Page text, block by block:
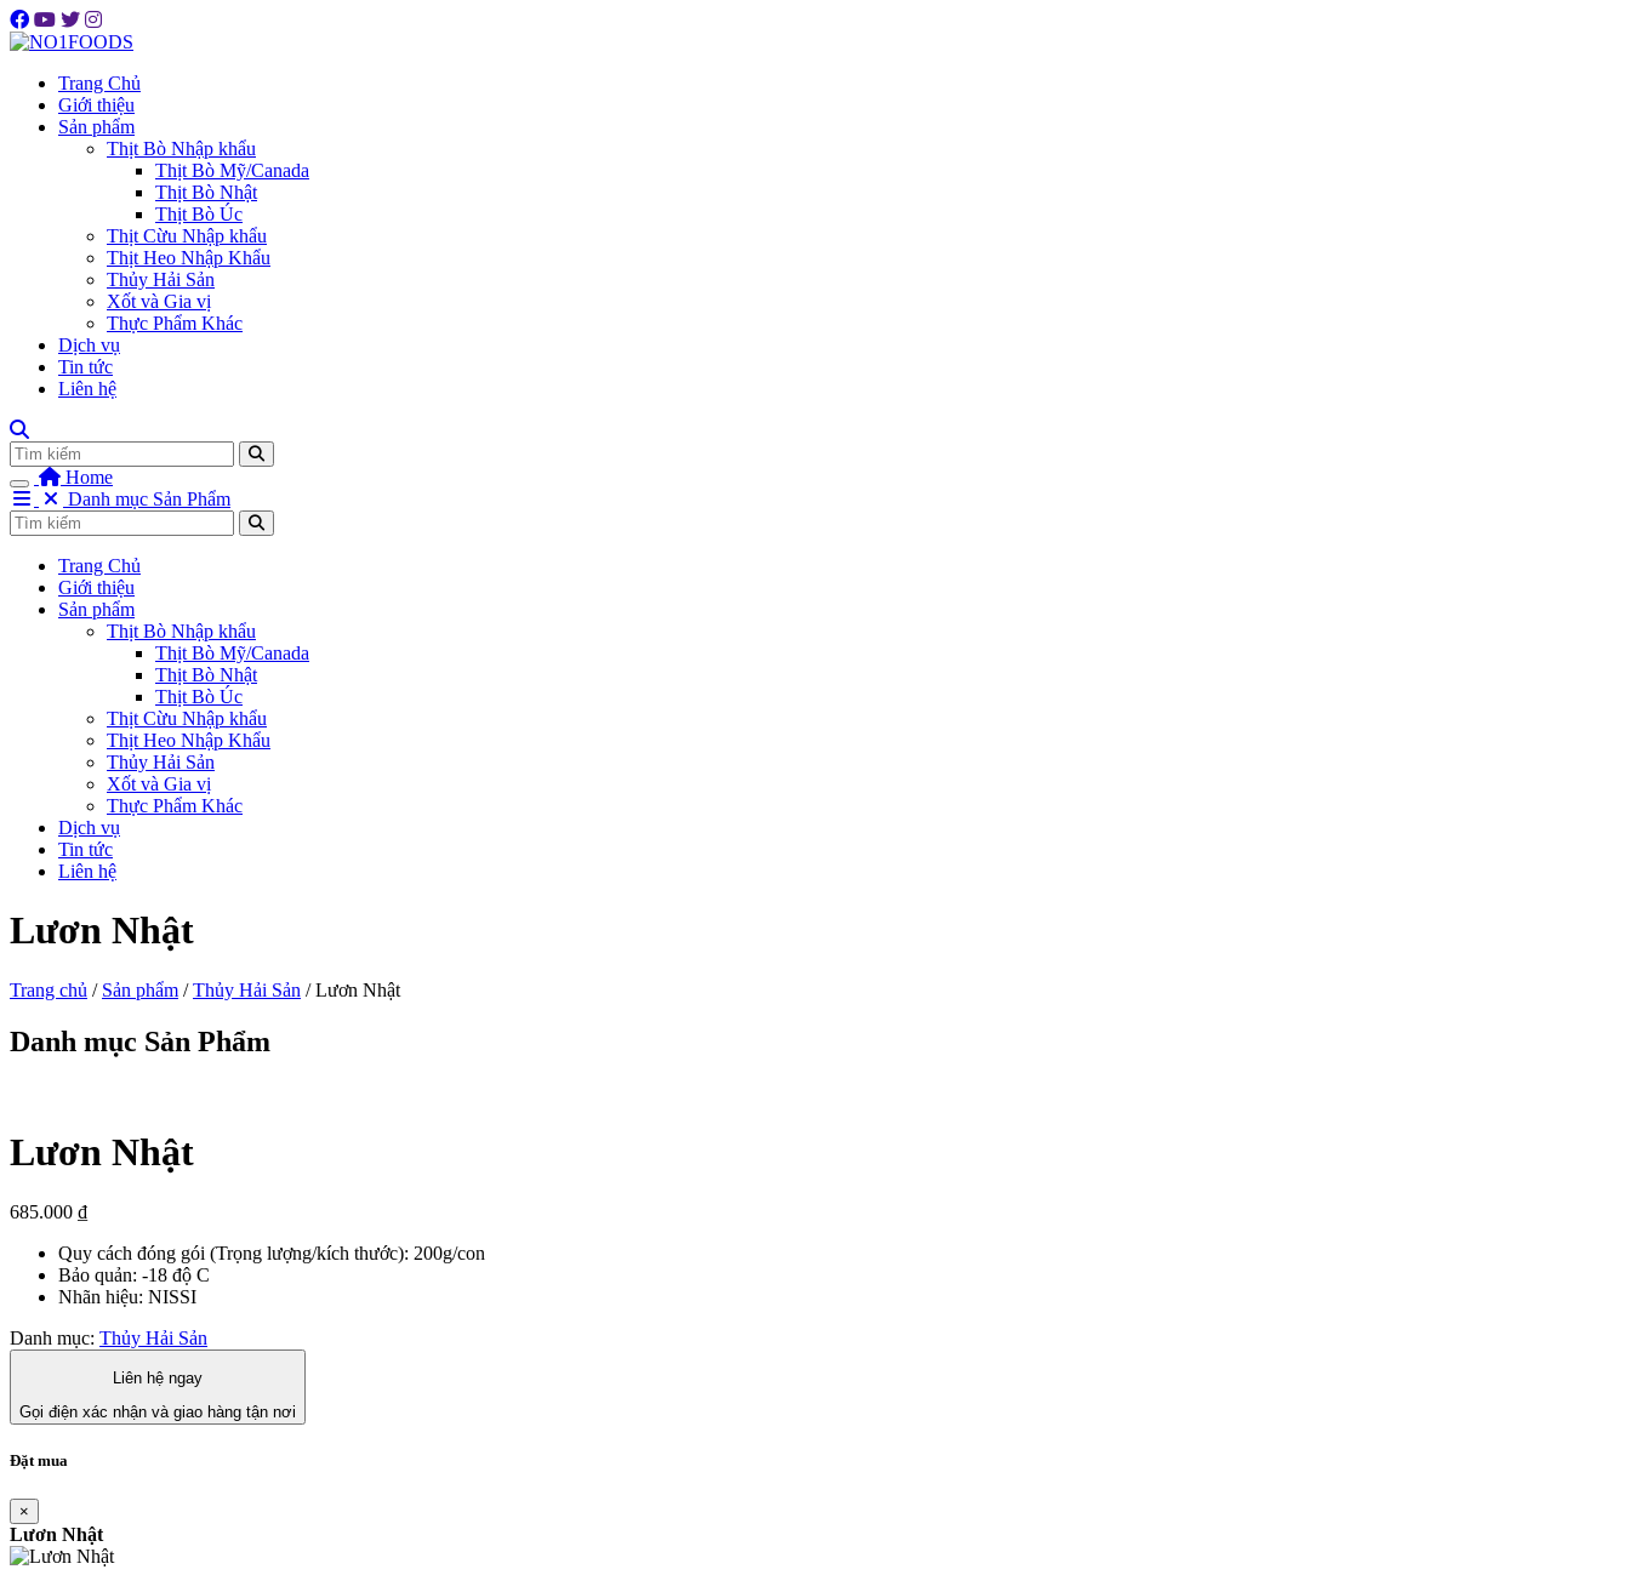
Trang Chủ
Giới thiệu
Sản phẩm
Thịt Bò Nhập khẩu
Thịt Bò Mỹ/Canada
Thịt Bò Nhật
Thịt Bò Úc
Thịt Cừu Nhập khẩu
Thịt Heo Nhập Khẩu
Thủy Hải Sản
Xốt và Gia vị
Thực Phẩm Khác
Dịch vụ
Tin tức
Liên hệ
Home
Danh mục Sản Phẩm
Trang Chủ
Giới thiệu
Sản phẩm
Thịt Bò Nhập khẩu
Thịt Bò Mỹ/Canada
Thịt Bò Nhật
Thịt Bò Úc
Thịt Cừu Nhập khẩu
Thịt Heo Nhập Khẩu
Thủy Hải Sản
Xốt và Gia vị
Thực Phẩm Khác
Dịch vụ
Tin tức
Liên hệ
Lươn Nhật
Trang chủ / Sản phẩm /Thủy Hải Sản / Lươn Nhật
Danh mục Sản Phẩm
Lươn Nhật
685.000 ₫
Quy cách đóng gói (Trọng lượng/kích thước): 200g/con
Bảo quản: -18 độ C
Nhãn hiệu: NISSI
Danh mục: Thủy Hải Sản
Liên hệ ngay
Gọi điện xác nhận và giao hàng tận nơi
Đặt mua
×
Lươn Nhật